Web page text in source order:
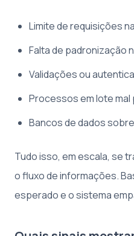
Limite de requisições
Falta de padronização
Validações ou
Processos em lote
Bancos de dados
Tudo isso, em escala, se
o fluxo de informações.
esperado e o sistema